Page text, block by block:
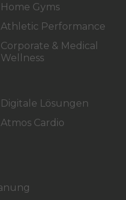
Home Gyms
Athletic Performance
Corporate & Medical
Wellness
Digitale Lösungen
Atmos Cardio